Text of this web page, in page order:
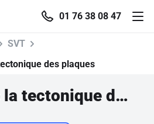
01 76 38 08 47
SVT
des plaques
Le modèle de la tectonique des plaques